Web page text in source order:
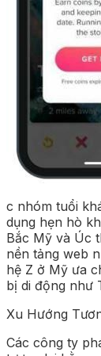
c nhóm tuổi
dụng hẹn hò
Bắc Mỹ và Úc
nền tảng web
hệ Z ở Mỹ ưa
bị di động như
Xu Hướng
Các công ty